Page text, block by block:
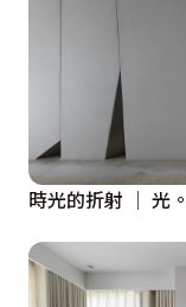
時光的折射 │ 光